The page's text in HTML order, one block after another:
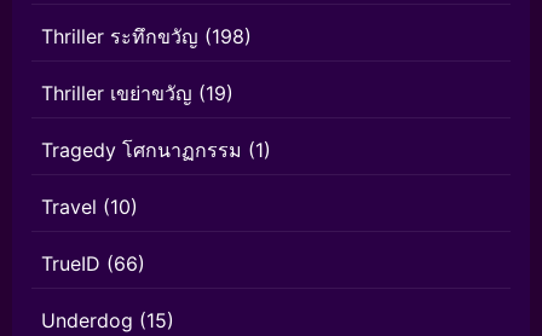
Thriller ระทึกขวัญ (198)
Thriller เขย่าขวัญ (19)
Tragedy โศกนาฏกรรม (1)
Travel (10)
TrueID (66)
Underdog (15)